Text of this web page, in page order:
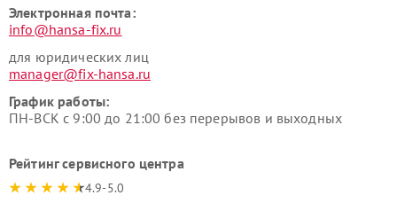
Электронная почта:
info@hansa-fix.ru
для юридических лиц
manager@fix-hansa.ru
График работы:
ПН-ВСК с 9:00 до 21:00 без перерывов и выходных
Рейтинг сервисного центра
4.9-5.0